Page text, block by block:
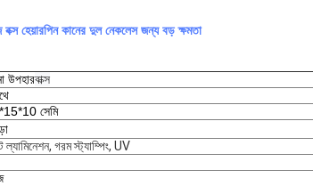
বক্স হেয়ারপিন কানের দুল নেকলেস জন্য বড় ক্ষমতা
উপহারবাক্স
সেমি
ল্যামিনেশন, গরম স্ট্যাম্পিং, UV